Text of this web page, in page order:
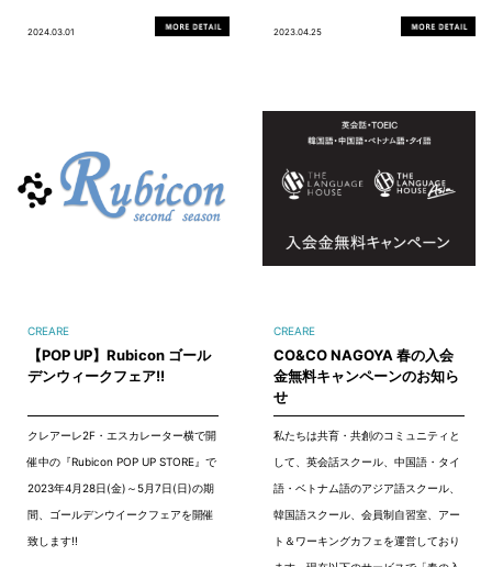
2024.03.01 2023.04.25
CREARE
【POP UP】Rubicon ゴール
デンウィークフェア!!
クレアーレ2F・エスカレーター横で開
催中の『Rubicon POP UP STORE』で
2023年4月28日(金)～5月7日(日)の期
間、ゴールデンウイークフェアを開催
致します!!
CREARE
CO&CO NAGOYA 春の入会
金無料キャンペーンのお知ら
せ
私たちは共育・共創のコミュニティと
して、英会話スクール、中国語・タイ
語・ベトナム語のアジア語スクール、
韓国語スクール、会員制自習室、アー
ト＆ワーキングカフェを運営しており